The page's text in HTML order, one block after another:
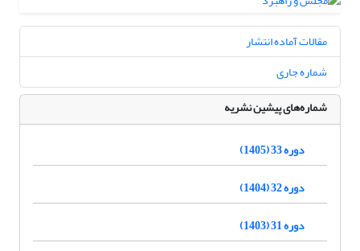
مقالات آماده انتشار
شماره جاری
شماره‌های پیشین نشریه
دوره 33 (1405)
دوره 32 (1404)
دوره 31 (1403)